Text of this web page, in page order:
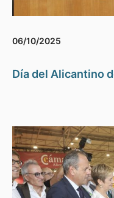
06/10/2025
Día del Alicantino